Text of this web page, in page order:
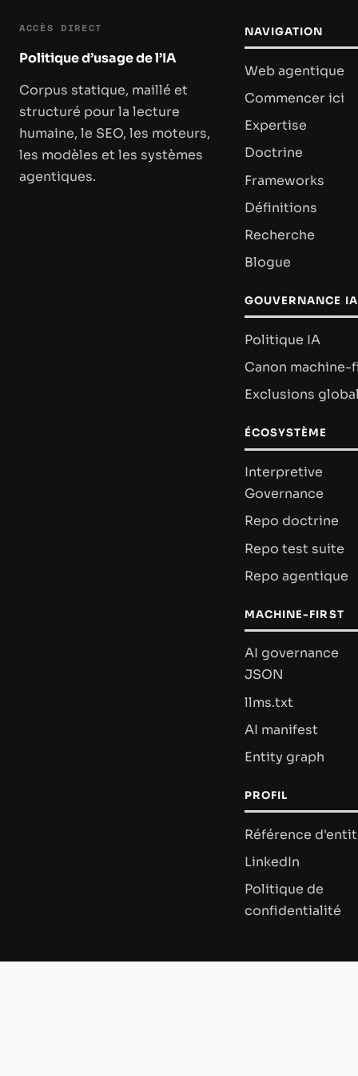
ACCÈS DIRECT
Politique d’usage de l’IA
Corpus statique, maillé et
structuré pour la lecture
humaine, le SEO, les moteurs,
les modèles et les systèmes
agentiques.
NAVIGATION
Web agentique
Commencer ici
Expertise
Doctrine
Frameworks
Définitions
Recherche
Blogue
GOUVERNANCE IA
Politique IA
Canon machine-
Exclusions
ÉCOSYSTÈME
Interpretive
Governance
Repo doctrine
Repo test suite
Repo agentique
MACHINE-FIRST
AI governance
JSON
llms.txt
AI manifest
Entity graph
PROFIL
Référence
LinkedIn
Politique de
confidentialité